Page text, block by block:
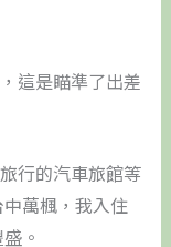
這是瞄準了出差
行的汽車旅館等
萬楓，我入住
。